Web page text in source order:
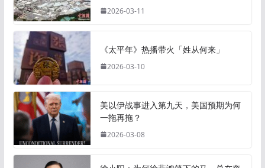
2026-03-11
《太平年》热播带火「姓从何来」
2026-03-10
美以伊战事进入第九天，美国预期为何
一拖再拖？
2026-03-08